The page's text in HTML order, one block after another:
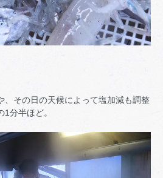
、その日の天候によって塩加減も調整
分半ほど。